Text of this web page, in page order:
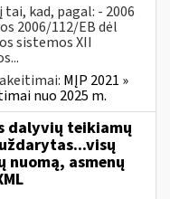
kad, pagal: - 2006
2006/112/EB dėl
sistemos XII
MĮP 2021 »
nuo 2025 m.
dalyvių teikiamų
uždarytas...visų
nuomą, asmenų